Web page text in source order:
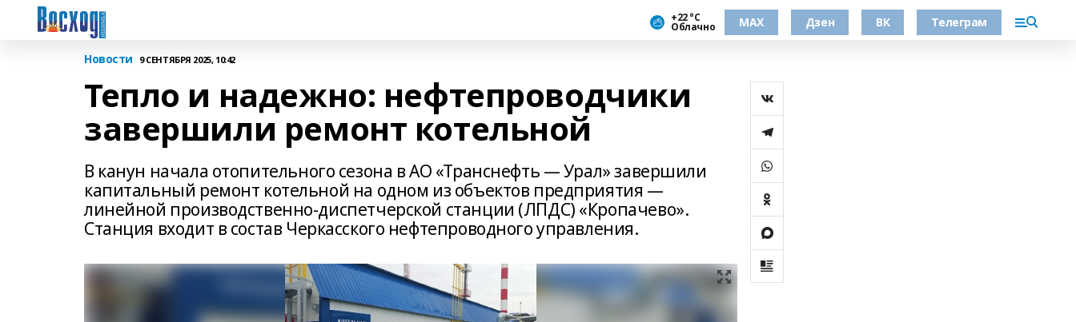
+22 °С
Облачно МАХ Дзен ВК Телеграм
Новости 9 СЕНТЯБРЯ 2025, 10:42
Тепло и надежно: нефтепроводчики
завершили ремонт котельной
В канун начала отопительного сезона в АО «Транснефть — Урал» завершили
капитальный ремонт котельной на одном из объектов предприятия —
линейной производственно-диспетчерской станции (ЛПДС) «Кропачево».
Станция входит в состав Черкасского нефтепроводного управления.